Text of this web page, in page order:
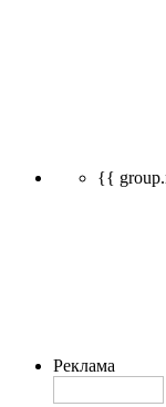
{{
Реклама